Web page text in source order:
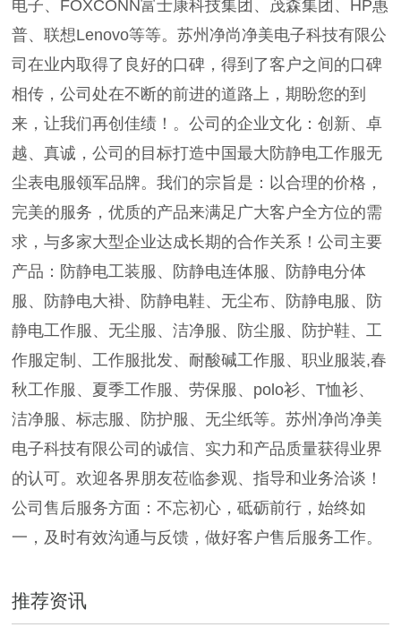
电子、FOXCONN富士康科技集团、茂森集团、HP惠
普、联想Lenovo等等。苏州净尚净美电子科技有限公
司在业内取得了良好的口碑，得到了客户之间的口碑
相传，公司处在不断的前进的道路上，期盼您的到
来，让我们再创佳绩！。公司的企业文化：创新、卓
越、真诚，公司的目标打造中国最大防静电工作服无
尘表电服领军品牌。我们的宗旨是：以合理的价格，
完美的服务，优质的产品来满足广大客户全方位的需
求，与多家大型企业达成长期的合作关系！公司主要
产品：防静电工装服、防静电连体服、防静电分体
服、防静电大褂、防静电鞋、无尘布、防静电服、防
静电工作服、无尘服、洁净服、防尘服、防护鞋、工
作服定制、工作服批发、耐酸碱工作服、职业服装,春
秋工作服、夏季工作服、劳保服、polo衫、T恤衫、
洁净服、标志服、防护服、无尘纸等。苏州净尚净美
电子科技有限公司的诚信、实力和产品质量获得业界
的认可。欢迎各界朋友莅临参观、指导和业务洽谈！
公司售后服务方面：不忘初心，砥砺前行，始终如
一，及时有效沟通与反馈，做好客户售后服务工作。
推荐资讯